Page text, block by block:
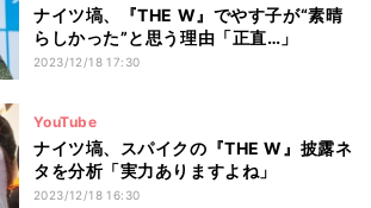
ナイツ塙、『THE W』でやす子が“素晴
らしかった”と思う理由「正直…」
2023/12/18 17:30
YouTube
ナイツ塙、スパイクの『THE W』披露ネ
タを分析「実力ありますよね」
2023/12/18 16:30